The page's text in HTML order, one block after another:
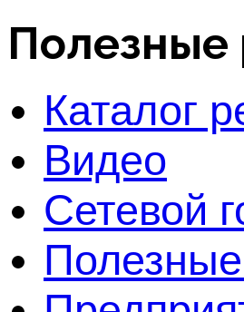
Полезные
Каталог
Видео
Сетевой